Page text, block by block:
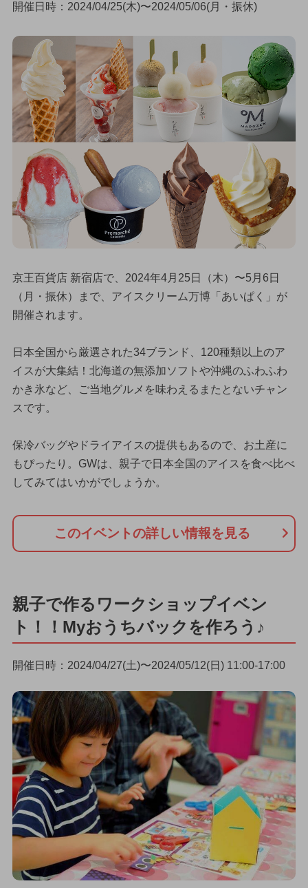
開催日時：2024/04/25(木)〜2024/05/06(月・振休)
京王百貨店 新宿店で、2024年4月25日（木）〜5月6日
（月・振休）まで、アイスクリーム万博「あいぱく」が
開催されます。
日本全国から厳選された34ブランド、120種類以上のア
イスが大集結！北海道の無添加ソフトや沖縄のふわふわ
かき氷など、ご当地グルメを味わえるまたとないチャン
スです。
保冷バッグやドライアイスの提供もあるので、お土産に
もぴったり。GWは、親子で日本全国のアイスを食べ比べ
してみてはいかがでしょうか。
このイベントの詳しい情報を見る
親子で作るワークショップイベン
ト！！Myおうちバックを作ろう♪
開催日時：2024/04/27(土)〜2024/05/12(日) 11:00-17:00